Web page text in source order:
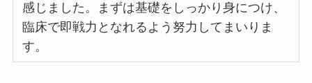
感じました。まずは基礎をしっかり身につけ、
臨床で即戦力となれるよう努力してまいりま
す。